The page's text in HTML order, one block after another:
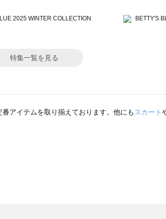
特集一覧を見る
番アイテムを取り揃えております。他にもスカート